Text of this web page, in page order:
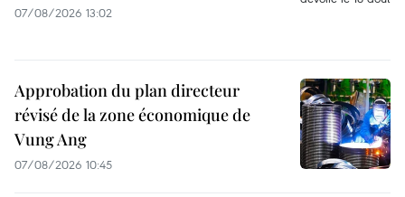
07/08/2026 13:02
Approbation du plan directeur
révisé de la zone économique de
Vung Ang
07/08/2026 10:45